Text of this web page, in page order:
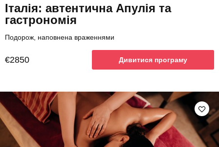
Італія: автентична Апулія та
гастрономія
Подорож, наповнена враженнями
€2850 Дивитися програму